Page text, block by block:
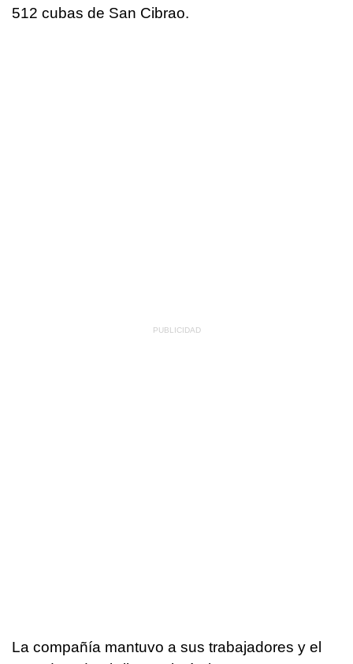
512 cubas de San Cibrao.
La compañía mantuvo a sus trabajadores y el